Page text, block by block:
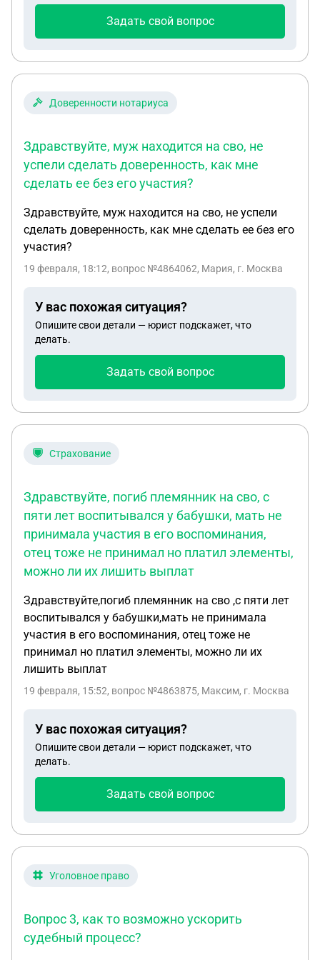
Задать свой вопрос
Доверенности нотариуса
Здравствуйте, муж находится на сво, не
успели сделать доверенность, как мне
сделать ее без его участия?
Здравствуйте, муж находится на сво, не успели
сделать доверенность, как мне сделать ее без его
участия?
19 февраля, 18:12, вопрос №4864062, Мария, г. Москва
У вас похожая ситуация?
Опишите свои детали — юрист подскажет, что
делать.
Задать свой вопрос
Страхование
Здравствуйте, погиб племянник на сво, с
пяти лет воспитывался у бабушки, мать не
принимала участия в его воспоминания,
отец тоже не принимал но платил элементы,
можно ли их лишить выплат
Здравствуйте,погиб племянник на сво ,с пяти лет
воспитывался у бабушки,мать не принимала
участия в его воспоминания, отец тоже не
принимал но платил элементы, можно ли их
лишить выплат
19 февраля, 15:52, вопрос №4863875, Максим, г. Москва
У вас похожая ситуация?
Опишите свои детали — юрист подскажет, что
делать.
Задать свой вопрос
Уголовное право
Вопрос 3, как то возможно ускорить
судебный процесс?